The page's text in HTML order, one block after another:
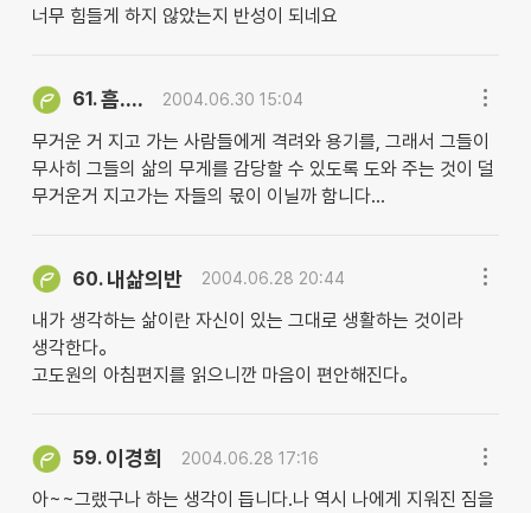
너무 힘들게 하지 않았는지 반성이 되네요
61.흠.... 2004.06.30 15:04
무거운 거 지고 가는 사람들에게 격려와 용기를, 그래서 그들이
무사히 그들의 삶의 무게를 감당할 수 있도록 도와 주는 것이 덜
무거운거 지고가는 자들의 몫이 이닐까 함니다...
60. 내삶의반 2004.06.28 20:44
내가 생각하는 삶이란 자신이 있는 그대로 생활하는 것이라
생각한다。
고도원의 아침편지를 읽으니깐 마음이 편안해진다。
59. 이경희 2004.06.28 17:16
아~~그랬구나 하는 생각이 듭니다.나 역시 나에게 지워진 짐을